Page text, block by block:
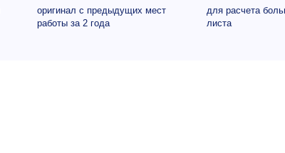
оригинал с предыдущих мест
работы за 2 года
для расчета
листа